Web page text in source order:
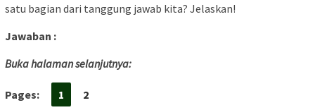
satu bagian dari tanggung jawab kita? Jelaskan!
Jawaban :
Buka halaman selanjutnya:
Pages: 1 2